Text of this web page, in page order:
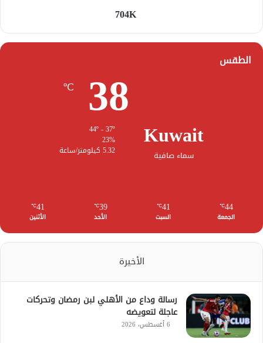
704K
الطقس
Kuwait
سماء صافية
38
℃
23%
5.32 كيلومتر/ساعة
44
℃
الجمعة
41
℃
السبت
39
℃
الأحد
41
℃
الأثنين
الأخيرة
رسالة وداع من الأهلي لبن رمضان وتحركات
عاجلة لتعويضه
6 أغسطس، 2026